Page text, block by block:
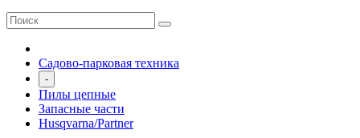
Садово-парковая техника
-
Пилы цепные
Запасные части
Husqvarna/Partner